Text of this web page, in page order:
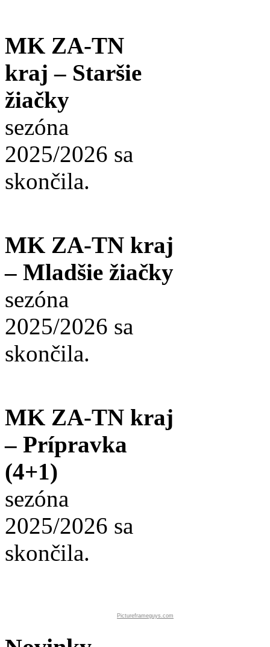
MK ZA-TN
kraj – Staršie
žiačky
sezóna
2025/2026 sa
skončila.
MK ZA-TN kraj
– Mladšie žiačky
sezóna
2025/2026 sa
skončila.
MK ZA-TN kraj
– Prípravka
(4+1)
sezóna
2025/2026 sa
skončila.
Pictureframeguys.com